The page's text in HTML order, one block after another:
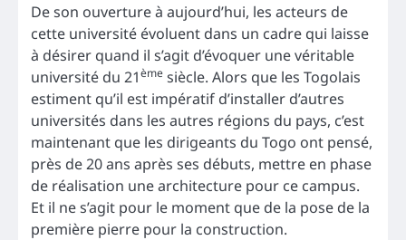
De son ouverture à aujourd’hui, les acteurs de
cette université évoluent dans un cadre qui laisse
à désirer quand il s’agit d’évoquer une véritable
université du 21ème siècle. Alors que les Togolais
estiment qu’il est impératif d’installer d’autres
universités dans les autres régions du pays, c’est
maintenant que les dirigeants du Togo ont pensé,
près de 20 ans après ses débuts, mettre en phase
de réalisation une architecture pour ce campus.
Et il ne s’agit pour le moment que de la pose de la
première pierre pour la construction.